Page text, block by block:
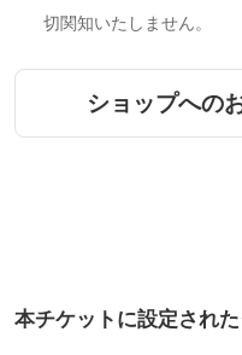
切関知いたしません。
ショップへの
本チケットに設定され